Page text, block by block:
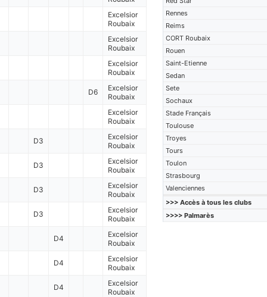
Rennes
Reims
CORT Roubaix
Rouen
Saint-Etienne
Sedan
Sete
Sochaux
Stade Français
Toulouse
Troyes
Tours
Toulon
Strasbourg
Valenciennes
>>> Accès à tous les clubs
>>>> Palmarès
Excelsior
Roubaix
Excelsior
Roubaix
Excelsior
Roubaix
D6
Excelsior
Roubaix
Excelsior
Roubaix
D3
Excelsior
Roubaix
D3
Excelsior
Roubaix
D3
Excelsior
Roubaix
D3
Excelsior
Roubaix
D4
Excelsior
Roubaix
D4
Excelsior
Roubaix
D4
Excelsior
Roubaix